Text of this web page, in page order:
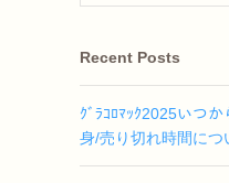
Recent Posts
ｸﾞﾗｺﾛﾏｯｸ2025いつ
身/売り切れ時間につ